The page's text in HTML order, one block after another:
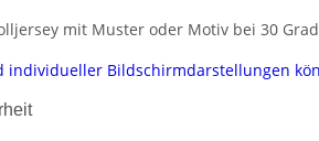
mit Muster oder Motiv bei 30
individueller Bildschirmdarstellungen